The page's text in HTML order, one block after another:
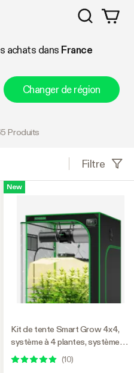
achats dans France
Changer de région
Produits
Filtre
New
Kit de tente Smart Grow 4x4,
système à 4 plantes, système
de culture automatique intégré
au WiFi avec lumière de culture
(10)